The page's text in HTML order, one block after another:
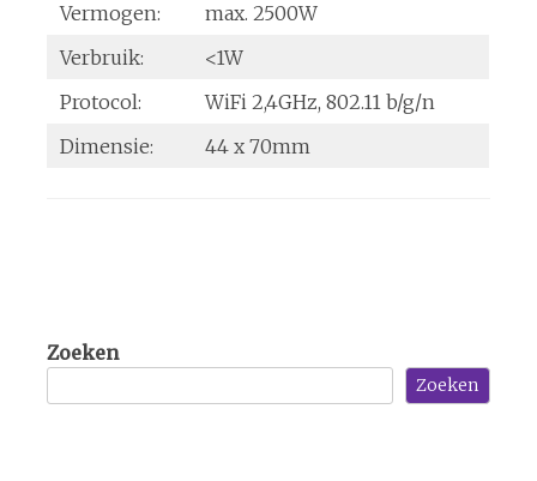
Vermogen:
max. 2500W
Verbruik:
<1W
Protocol:
WiFi 2,4GHz, 802.11 b/g/n
Dimensie:
44 x 70mm
Zoeken
Zoeken